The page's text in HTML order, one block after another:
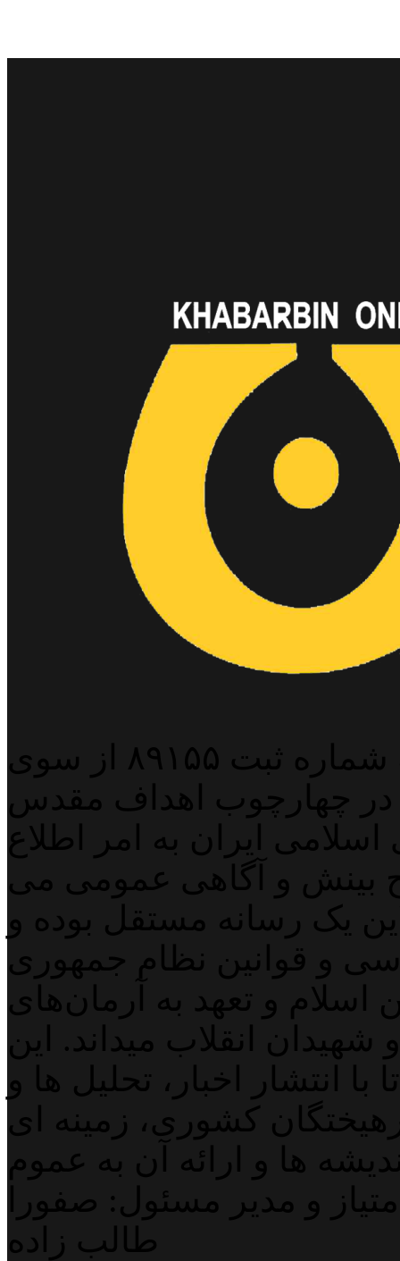
پایگاه خبری خبربین آنلاین به شماره ثبت ۸۹۱۵۵ از سوی
در چهارچوب اهداف مقدس
ایران به امر اطلاع
بینش و آگاهی عمومی می
یک رسانه مستقل بوده و
و قوانین نظام جمهوری
و تعهد به آرمان‌های
انقلاب میداند. این
انتشار اخبار، تحلیل ها و
کشوری، زمینه ای
ها و ارائه آن به عموم
و مدیر مسئول: صفورا
طالب زاده